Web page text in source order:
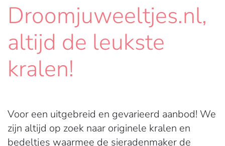
Droomjuweeltjes.nl,
altijd de leukste
kralen!
Voor een uitgebreid en gevarieerd aanbod! We
zijn altijd op zoek naar originele kralen en
bedeltjes waarmee de sieradenmaker de